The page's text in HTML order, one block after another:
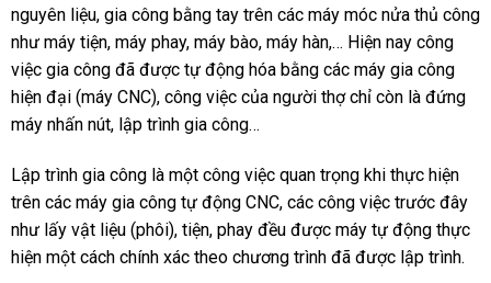
nguyên liệu, gia công bằng tay trên các máy móc nửa thủ công
như máy tiện, máy phay, máy bào, máy hàn,… Hiện nay công
việc gia công đã được tự động hóa bằng các máy gia công
hiện đại (máy CNC), công việc của người thợ chỉ còn là đứng
máy nhấn nút, lập trình gia công…
Lập trình gia công là một công việc quan trọng khi thực hiện
trên các máy gia công tự động CNC, các công việc trước đây
như lấy vật liệu (phôi), tiện, phay đều được máy tự động thực
hiện một cách chính xác theo chương trình đã được lập trình.